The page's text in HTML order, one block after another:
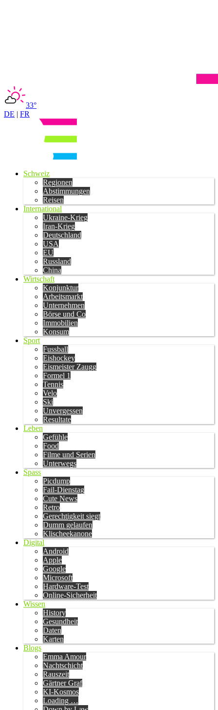
33°
DE | FR
Schweiz
Regionen
Abstimmungen
Reisen
International
Ukraine-Krieg
Iran-Krieg
Deutschland
USA
EU
Russland
China
Wirtschaft
Konjunktur
Arbeitsmarkt
Unternehmen
Börse und Co
Immobilien
Konsum
Sport
Fussball
Eishockey
Eismeister Zaugg
Formel 1
Tennis
Velo
Ski
Unvergessen
Resultate
Leben
Gefühle
Food
Filme und Serien
Unterwegs
Spass
Picdump
Fail-Dienstag
Cute News
Retro
Gerechtigkeit siegt
Dumm gelaufen
Klischeekanone
Digital
Android
Apple
Google
Microsoft
Hardware-Test
Online-Sicherheit
Wissen
History
Gesundheit
Daten
Karten
Blogs
Emma Amour
Nachtschicht
Rauszeit
Gärtner Graf
KI-Kosmos
Loading …